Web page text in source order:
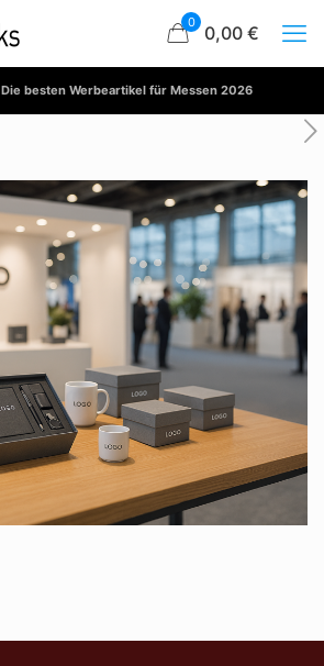
0 0,00 €
Die besten Werbeartikel für Messen 2026